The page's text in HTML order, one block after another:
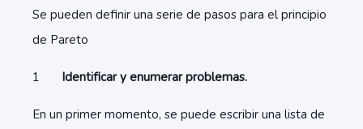
Se pueden definir una serie de pasos para el principio
de Pareto
Identificar y enumerar problemas.
En un primer momento, se puede escribir una lista de